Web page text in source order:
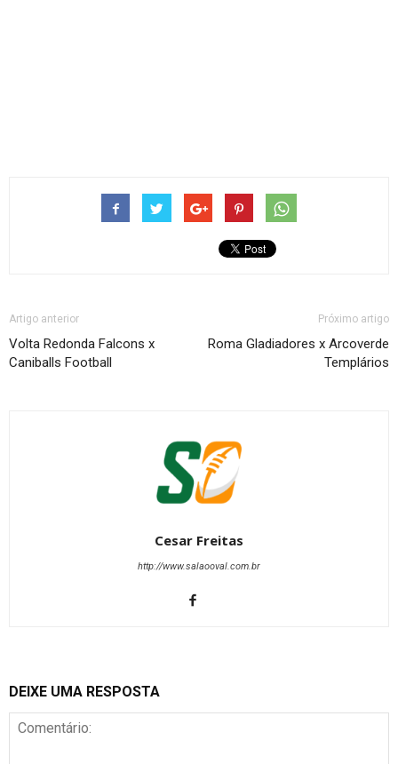
Artigo anterior
Volta Redonda Falcons x
Caniballs Football
Próximo artigo
Roma Gladiadores x Arcoverde
Templários
Cesar Freitas
http://www.salaooval.com.br
DEIXE UMA RESPOSTA